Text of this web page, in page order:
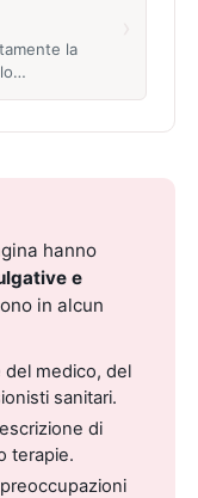
la
hanno
e
in alcun
medico, del
sanitari.
di
terapie.